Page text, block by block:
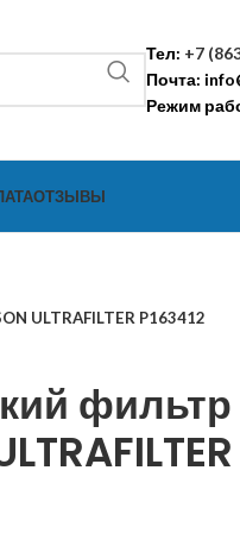
Тел: +7
Почта:
Режим
ОТЗЫВЫ
ULTRAFILTER P163412
фильтр